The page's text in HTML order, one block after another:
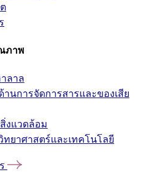
ภาพ
ลาล
านการจัดการสารและของเสีย
งแวดล้อม
ทยาศาสตร์และเทคโนโลยี